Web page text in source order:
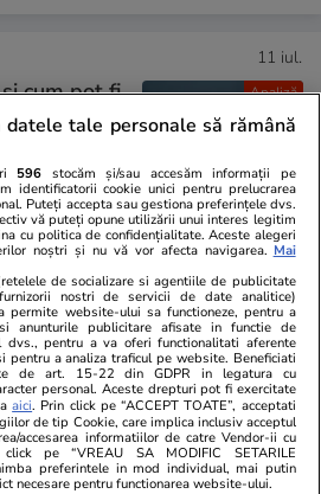
Analiză
11 iul.
cum pot fi
să fie un
dialog
11 iul.
de
obligă la
pentru
la
datele tale personale să rămână
596 stocăm și/sau accesăm informații pe
identificatorii cookie unici pentru prelucrarea
Puteți accepta sau gestiona preferințele dvs.
vă puteți opune utilizării unui interes legitim
cu politica de confidențialitate. Aceste alegeri
noștri și nu vă vor afecta navigarea. Mai
de socializare si agentiile de publicitate
nostri de servicii de date analitice)
permite website-ului sa functioneze, pentru a
anunturile publicitare afisate in functie de
dvs., pentru a va oferi functionalitati aferente
pentru a analiza traficul pe website. Beneficiati
de art. 15-22 din GDPR in legatura cu
personal. Aceste drepturi pot fi exercitate
aici. Prin click pe “ACCEPT TOATE”, acceptati
de tip Cookie, care implica inclusiv acceptul
accesarea informatiilor de catre Vendor-ii cu
pe “VREAU SA MODIFIC SETARILE
preferintele in mod individual, mai putin
necesare pentru functionarea website-ului.